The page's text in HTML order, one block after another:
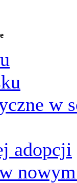
w
adopcji